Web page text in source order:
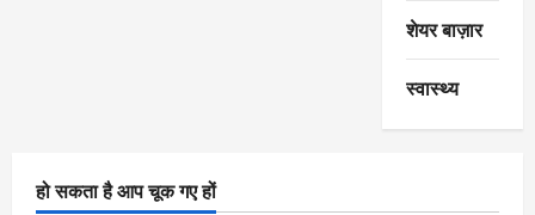
शेयर बाज़ार
स्वास्थ्य
हो सकता है आप चूक गए हों